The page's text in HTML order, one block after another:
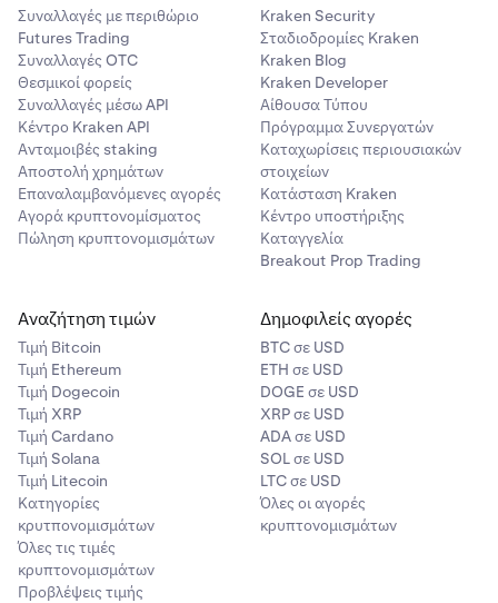
Συναλλαγές με περιθώριο
Futures Trading
Συναλλαγές OTC
Θεσμικοί φορείς
Συναλλαγές μέσω API
Κέντρο Kraken API
Ανταμοιβές staking
Αποστολή χρημάτων
Επαναλαμβανόμενες αγορές
Αγορά κρυπτονομίσματος
Πώληση κρυπτονομισμάτων
Kraken Security
Σταδιοδρομίες Kraken
Kraken Blog
Kraken Developer
Αίθουσα Τύπου
Πρόγραμμα Συνεργατών
Καταχωρίσεις περιουσιακών
στοιχείων
Κατάσταση Kraken
Κέντρο υποστήριξης
Καταγγελία
Breakout Prop Trading
Αναζήτηση τιμών
Τιμή Βitcoin
Τιμή Ethereum
Τιμή Dogecoin
Τιμή XRP
Τιμή Cardano
Τιμή Solana
Τιμή Litecoin
Κατηγορίες
κρυτπονομισμάτων
Όλες τις τιμές
κρυπτονομισμάτων
Προβλέψεις τιμής
Δημοφιλείς αγορές
BTC σε USD
ETH σε USD
DOGE σε USD
XRP σε USD
ADA σε USD
SOL σε USD
LTC σε USD
Όλες οι αγορές
κρυπτονομισμάτων